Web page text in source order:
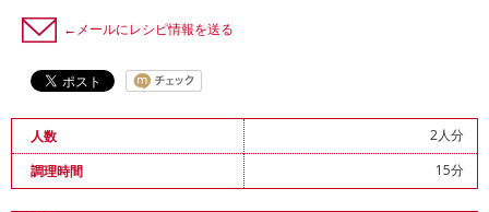
←メールにレシピ情報を送る
人数
2人分
調理時間
15分